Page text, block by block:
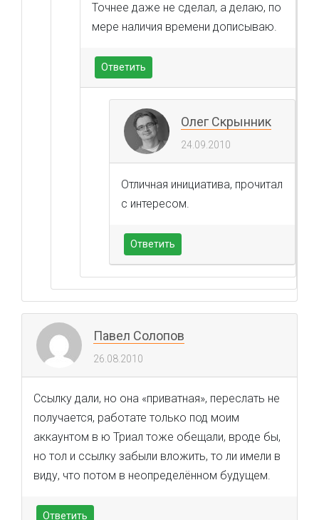
Точнее даже не сделал, а делаю, по
мере наличия времени дописываю.
Ответить
Олег Скрынник
24.09.2010
Отличная инициатива, прочитал
с интересом.
Ответить
Павел Солопов
26.08.2010
Ссылку дали, но она «приватная», переслать не
получается, работате только под моим
аккаунтом в ю Триал тоже обещали, вроде бы,
но тол и ссылку забыли вложить, то ли имели в
виду, что потом в неопределённом будущем.
Ответить